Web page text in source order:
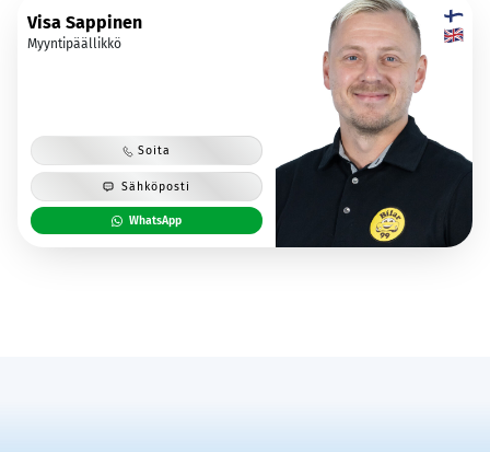
Visa Sappinen
Myyntipäällikkö
Soita
Sähköposti
WhatsApp